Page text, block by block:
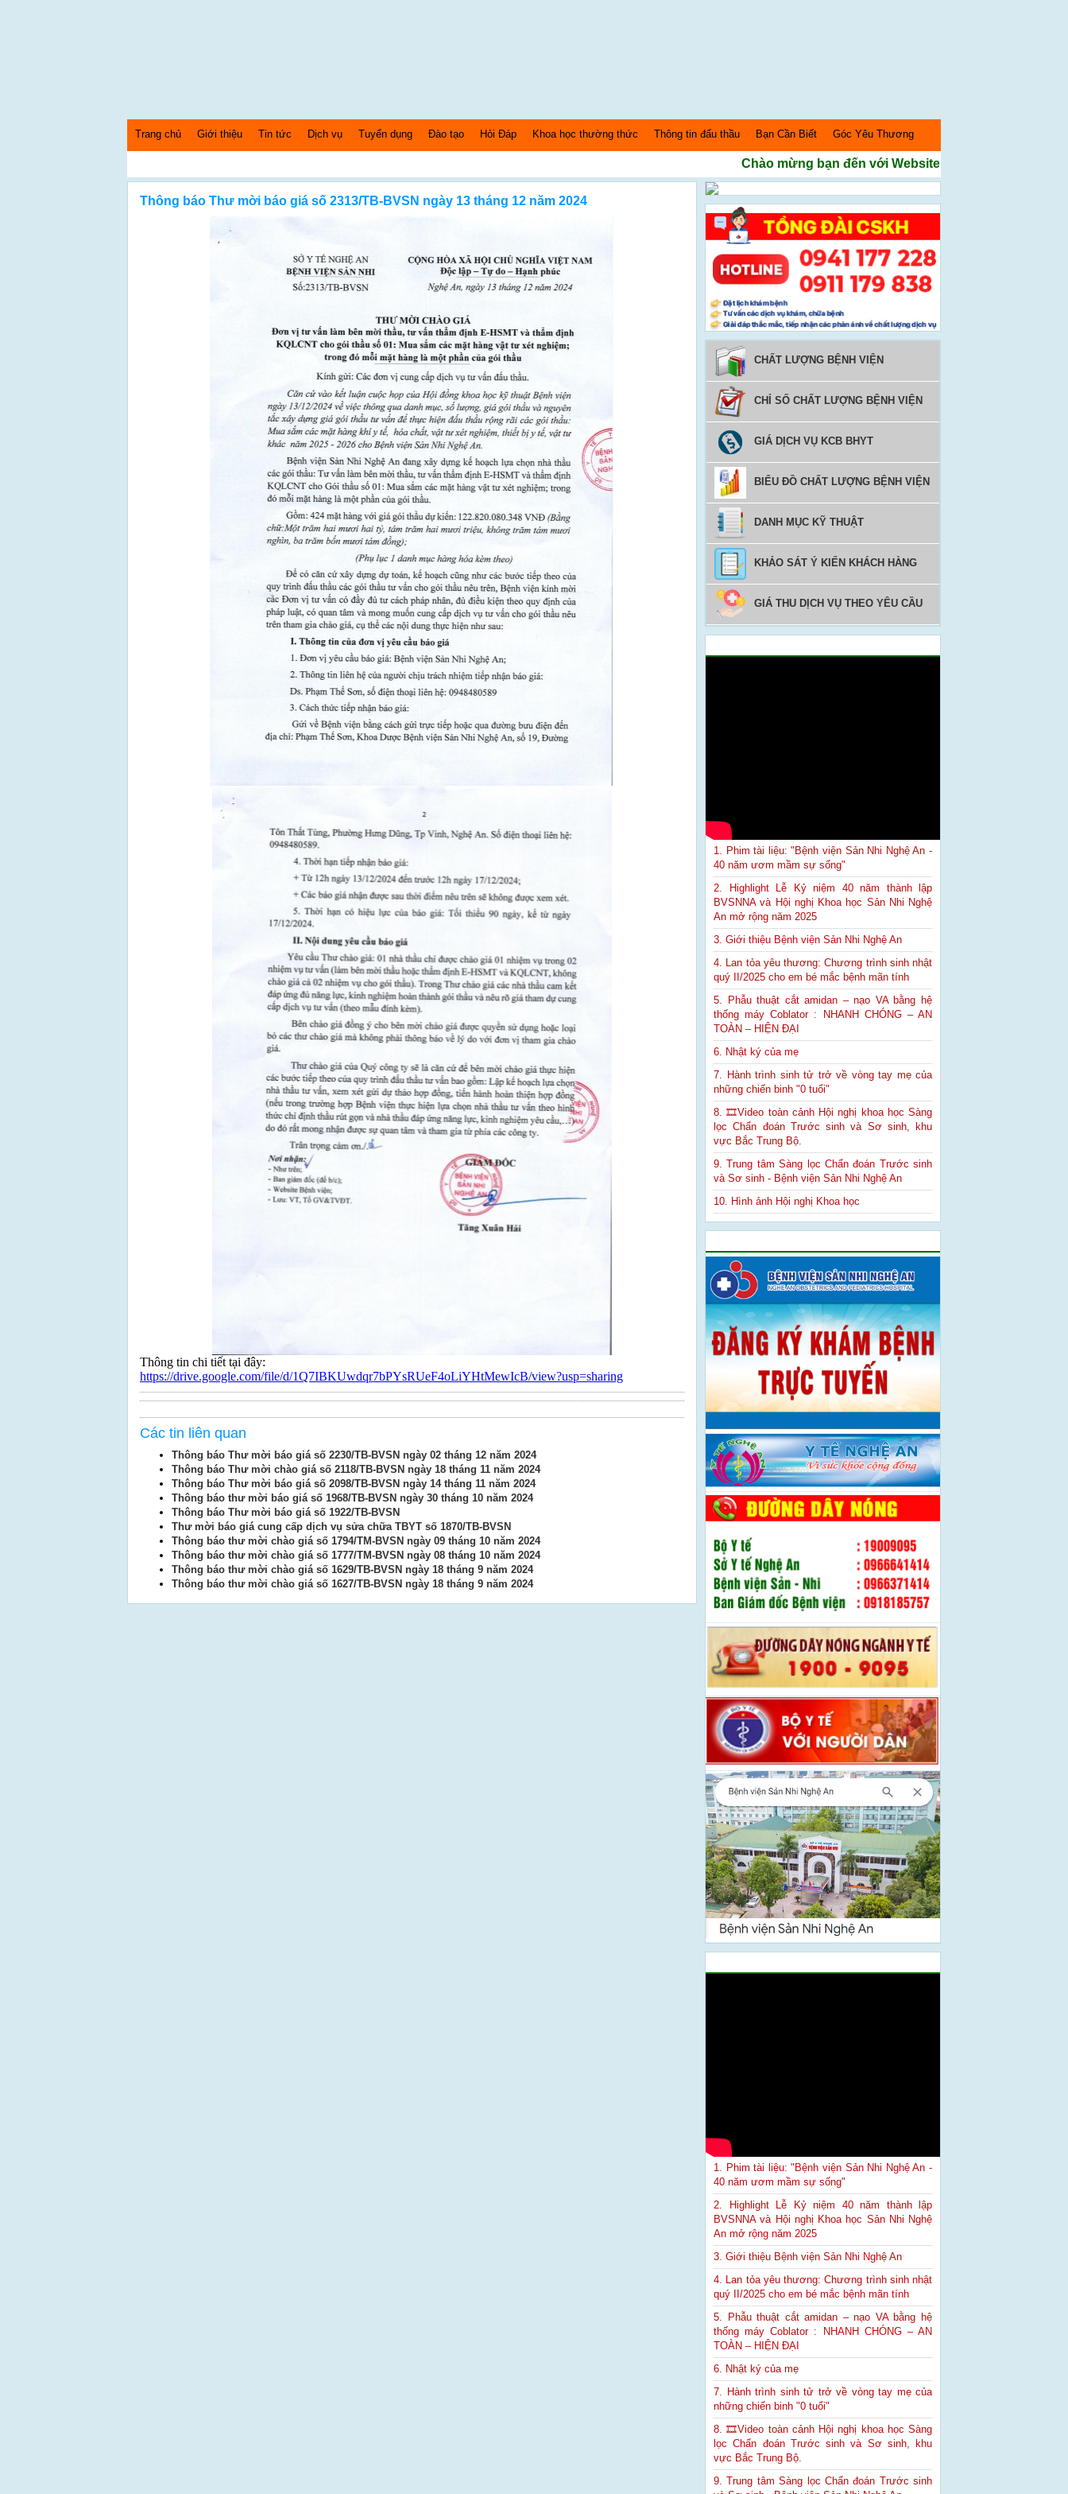
Trang chủ Giới thiệu Tin tức Dịch vụ Tuyển dụng Đào tạo Hỏi Đáp Khoa học thường thức Thông tin đấu thầu Bạn Cần Biết Góc Yêu Thương
Chào mừng bạn đến với Website Bệnh Viện Sản nhi
Thông báo Thư mời báo giá số 2313/TB-BVSN ngày 13 tháng 12 năm 2024
Thông tin chi tiết tại đây:
https://drive.google.com/file/d/1Q7IBKUwdqr7bPYsRUeF4oLiYHtMewIcB/view?usp=sharing
Các tin liên quan
Thông báo Thư mời báo giá số 2230/TB-BVSN ngày 02 tháng 12 năm 2024
Thông báo Thư mời chào giá số 2118/TB-BVSN ngày 18 tháng 11 năm 2024
Thông báo Thư mời báo giá số 2098/TB-BVSN ngày 14 tháng 11 năm 2024
Thông báo thư mời báo giá số 1968/TB-BVSN ngày 30 tháng 10 năm 2024
Thông báo Thư mời báo giá số 1922/TB-BVSN
Thư mời báo giá cung cấp dịch vụ sửa chữa TBYT số 1870/TB-BVSN
Thông báo thư mời chào giá số 1794/TM-BVSN ngày 09 tháng 10 năm 2024
Thông báo thư mời chào giá số 1777/TM-BVSN ngày 08 tháng 10 năm 2024
Thông báo thư mời chào giá số 1629/TB-BVSN ngày 18 tháng 9 năm 2024
Thông báo thư mời chào giá số 1627/TB-BVSN ngày 18 tháng 9 năm 2024
CHẤT LƯỢNG BỆNH VIỆN
CHỈ SỐ CHẤT LƯỢNG BỆNH VIỆN
GIÁ DỊCH VỤ KCB BHYT
BIỂU ĐỒ CHẤT LƯỢNG BỆNH VIỆN
DANH MỤC KỸ THUẬT
KHẢO SÁT Ý KIẾN KHÁCH HÀNG
GIÁ THU DỊCH VỤ THEO YÊU CẦU
1. Phim tài liệu: "Bệnh viện Sản Nhi Nghệ An -
40 năm ươm mầm sự sống"
2. Highlight Lễ Kỷ niệm 40 năm thành lập
BVSNNA và Hội nghị Khoa học Sản Nhi Nghệ
An mở rộng năm 2025
3. Giới thiệu Bệnh viện Sản Nhi Nghệ An
4. Lan tỏa yêu thương: Chương trình sinh nhật
quý II/2025 cho em bé mắc bệnh mãn tính
5. Phẫu thuật cắt amidan – nạo VA bằng hệ
thống máy Coblator : NHANH CHÓNG – AN
TOÀN – HIỆN ĐẠI
6. Nhật ký của mẹ
7. Hành trình sinh tử trở về vòng tay mẹ của
những chiến binh "0 tuổi"
8. 🎞Video toàn cảnh Hội nghị khoa học Sàng
lọc Chẩn đoán Trước sinh và Sơ sinh, khu
vực Bắc Trung Bộ.
9. Trung tâm Sàng lọc Chẩn đoán Trước sinh
và Sơ sinh - Bệnh viện Sản Nhi Nghệ An
10. Hình ảnh Hội nghị Khoa học
1. Phim tài liệu: "Bệnh viện Sản Nhi Nghệ An -
40 năm ươm mầm sự sống"
2. Highlight Lễ Kỷ niệm 40 năm thành lập
BVSNNA và Hội nghị Khoa học Sản Nhi Nghệ
An mở rộng năm 2025
3. Giới thiệu Bệnh viện Sản Nhi Nghệ An
4. Lan tỏa yêu thương: Chương trình sinh nhật
quý II/2025 cho em bé mắc bệnh mãn tính
5. Phẫu thuật cắt amidan – nạo VA bằng hệ
thống máy Coblator : NHANH CHÓNG – AN
TOÀN – HIỆN ĐẠI
6. Nhật ký của mẹ
7. Hành trình sinh tử trở về vòng tay mẹ của
những chiến binh "0 tuổi"
8. 🎞Video toàn cảnh Hội nghị khoa học Sàng
lọc Chẩn đoán Trước sinh và Sơ sinh, khu
vực Bắc Trung Bộ.
9. Trung tâm Sàng lọc Chẩn đoán Trước sinh